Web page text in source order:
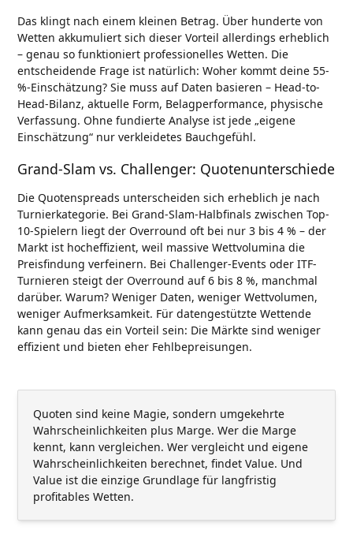
Das klingt nach einem kleinen Betrag. Über hunderte von
Wetten akkumuliert sich dieser Vorteil allerdings erheblich
– genau so funktioniert professionelles Wetten. Die
entscheidende Frage ist natürlich: Woher kommt deine 55-
%-Einschätzung? Sie muss auf Daten basieren – Head-to-
Head-Bilanz, aktuelle Form, Belagperformance, physische
Verfassung. Ohne fundierte Analyse ist jede „eigene
Einschätzung“ nur verkleidetes Bauchgefühl.
Grand-Slam vs. Challenger: Quotenunterschiede
Die Quotenspreads unterscheiden sich erheblich je nach
Turnierkategorie. Bei Grand-Slam-Halbfinals zwischen Top-
10-Spielern liegt der Overround oft bei nur 3 bis 4 % – der
Markt ist hocheffizient, weil massive Wettvolumina die
Preisfindung verfeinern. Bei Challenger-Events oder ITF-
Turnieren steigt der Overround auf 6 bis 8 %, manchmal
darüber. Warum? Weniger Daten, weniger Wettvolumen,
weniger Aufmerksamkeit. Für datengestützte Wettende
kann genau das ein Vorteil sein: Die Märkte sind weniger
effizient und bieten eher Fehlbepreisungen.
Quoten sind keine Magie, sondern umgekehrte
Wahrscheinlichkeiten plus Marge. Wer die Marge
kennt, kann vergleichen. Wer vergleicht und eigene
Wahrscheinlichkeiten berechnet, findet Value. Und
Value ist die einzige Grundlage für langfristig
profitables Wetten.